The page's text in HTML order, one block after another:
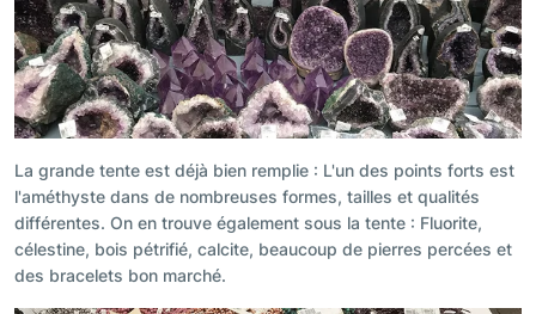
La grande tente est déjà bien remplie : L'un des points forts est
l'améthyste dans de nombreuses formes, tailles et qualités
différentes. On en trouve également sous la tente : Fluorite,
célestine, bois pétrifié, calcite, beaucoup de pierres percées et
des bracelets bon marché.